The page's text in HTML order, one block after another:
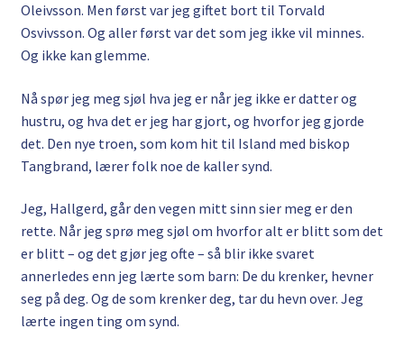
Oleivsson. Men først var jeg giftet bort til Torvald
Osvivsson. Og aller først var det som jeg ikke vil minnes.
Og ikke kan glemme.
Nå spør jeg meg sjøl hva jeg er når jeg ikke er datter og
hustru, og hva det er jeg har gjort, og hvorfor jeg gjorde
det. Den nye troen, som kom hit til Island med biskop
Tangbrand, lærer folk noe de kaller synd.
Jeg, Hallgerd, går den vegen mitt sinn sier meg er den
rette. Når jeg sprø meg sjøl om hvorfor alt er blitt som det
er blitt – og det gjør jeg ofte – så blir ikke svaret
annerledes enn jeg lærte som barn: De du krenker, hevner
seg på deg. Og de som krenker deg, tar du hevn over. Jeg
lærte ingen ting om synd.